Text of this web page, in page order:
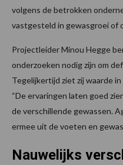
volgens de betrokken
vastgesteld in gewasgroei of
Projectleider Minou Hegge
onderzoeken nodig zijn om
Tegelijkertijd ziet zij waarde
“De ervaringen laten goed
de verschillende gewassen.
ermee uit de voeten en
Nauwelijks